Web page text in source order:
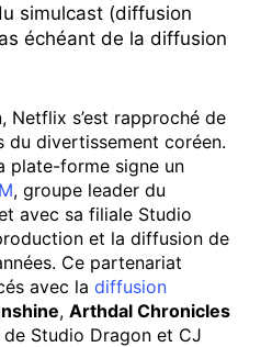
simulcast (diffusion
échéant de la diffusion
Netflix s’est rapproché de
du divertissement coréen.
plate-forme signe un
, groupe leader du
avec sa filiale Studio
et la diffusion de
Ce partenariat
avec la diffusion
, Arthdal Chronicles
Studio Dragon et CJ